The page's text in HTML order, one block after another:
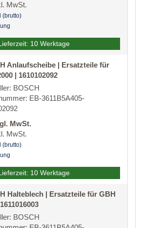
MwSt.
(brutto)
10 Werktage
Anlaufscheibe | Ersatzteile für
| 1610102092
BOSCH
EB-3611B5A405-
MwSt.
MwSt.
(brutto)
10 Werktage
Halteblech | Ersatzteile für GBH
BOSCH